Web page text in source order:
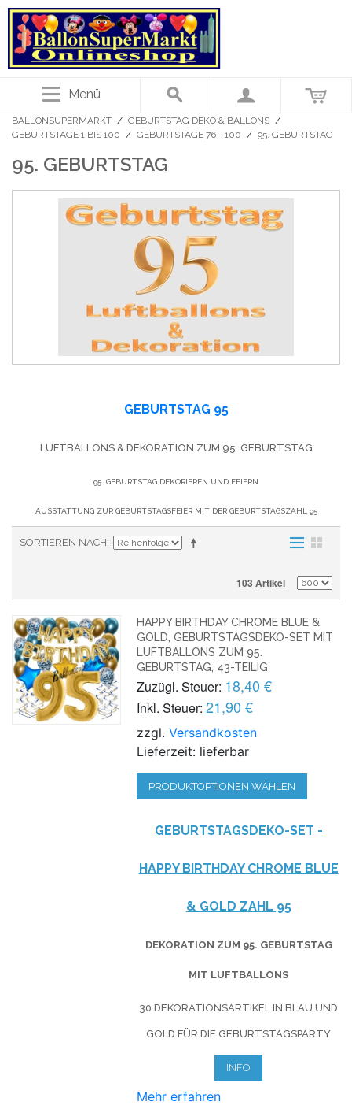
Menü
BALLONSUPERMARKT / GEBURTSTAG DEKO & BALLONS /
GEBURTSTAGE 1 BIS 100 / GEBURTSTAGE 76 - 100 / 95. GEBURTSTAG
95. GEBURTSTAG
GEBURTSTAG 95
LUFTBALLONS & DEKORATION ZUM 95. GEBURTSTAG
95. GEBURTSTAG DEKORIEREN UND FEIERN
AUSSTATTUNG ZUR GEBURTSTAGSFEIER MIT DER GEBURTSTAGSZAHL 95
SORTIEREN NACH
103 Artikel
HAPPY BIRTHDAY CHROME BLUE &
GOLD, GEBURTSTAGSDEKO-SET MIT
LUFTBALLONS ZUM 95.
GEBURTSTAG, 43-TEILIG
Zuzügl. Steuer: 18,40 €
Inkl. Steuer: 21,90 €
zzgl.Versandkosten
Lieferzeit: lieferbar
PRODUKTOPTIONEN WÄHLEN
GEBURTSTAGSDEKO-SET -
HAPPY BIRTHDAY CHROME BLUE
& GOLD ZAHL 95
DEKORATION ZUM 95. GEBURTSTAG
MIT LUFTBALLONS
30 DEKORATIONSARTIKEL IN BLAU UND
GOLD FÜR DIE GEBURTSTAGSPARTY
INFO
Mehr erfahren